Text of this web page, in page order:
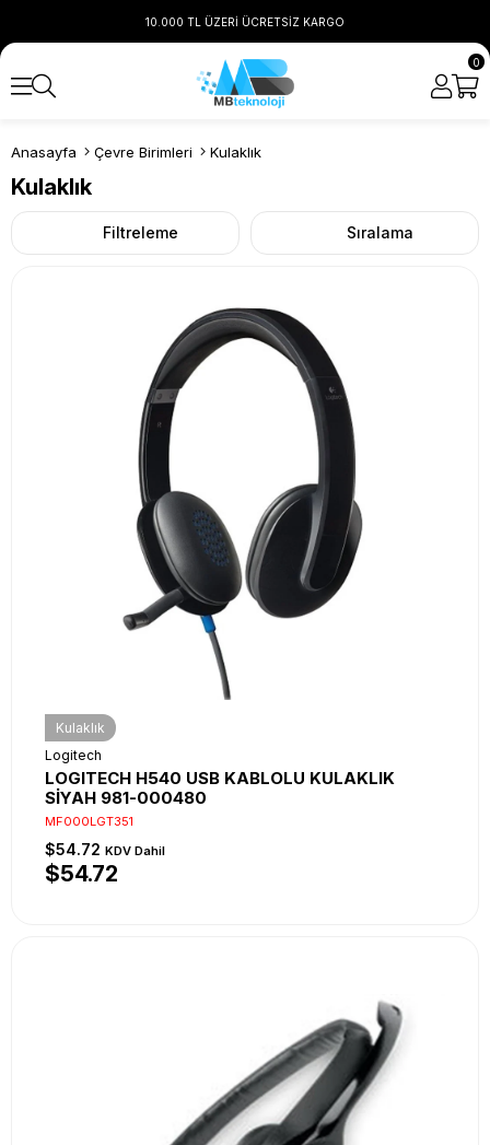
10.000 TL ÜZERİ ÜCRETSİZ KARGO
0
Anasayfa Çevre Birimleri Kulaklık
Kulaklık
Filtreleme Sıralama
Kulaklık
Logitech
LOGITECH H540 USB KABLOLU KULAKLIK
SİYAH 981-000480
MF000LGT351
$54.72 KDV Dahil
$54.72